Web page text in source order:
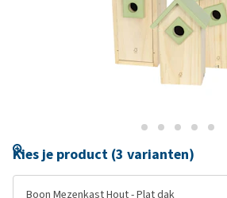
Kies je product (3 varianten)
Boon Mezenkast Hout - Plat dak